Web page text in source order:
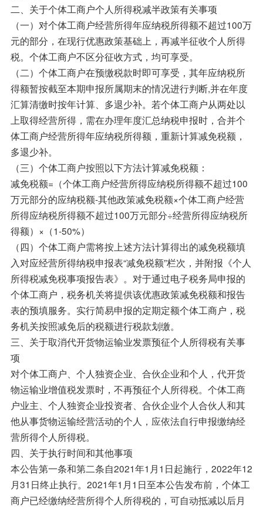
二、关于个体工商户个人所得税减半政策有关事项
（一）对个体工商户经营所得年应纳税所得额不超过100万
元的部分，在现行优惠政策基础上，再减半征收个人所得
税。个体工商户不区分征收方式，均可享受。
（二）个体工商户在预缴税款时即可享受，其年应纳税所
得额暂按截至本期申报所属期末的情况进行判断,并在年度
汇算清缴时按年计算、多退少补。若个体工商户从两处以
上取得经营所得，需在办理年度汇总纳税申报时，合并个
体工商户经营所得年应纳税所得额，重新计算减免税额，
多退少补。
（三）个体工商户按照以下方法计算减免税额：
减免税额=（个体工商户经营所得应纳税所得额不超过100
万元部分的应纳税额-其他政策减免税额×个体工商户经营
所得应纳税所得额不超过100万元部分÷经营所得应纳税所
得额）×（1-50%）
（四）个体工商户需将按上述方法计算得出的减免税额填
入对应经营所得纳税申报表“减免税额”栏次，并附报《个人
所得税减免税事项报告表》。对于通过电子税务局申报的
个体工商户，税务机关将提供该优惠政策减免税额和报告
表的预填服务。实行简易申报的定期定额个体工商户，税
务机关按照减免后的税额进行税款划缴。
三、关于取消代开货物运输业发票预征个人所得税有关事
项
对个体工商户、个人独资企业、合伙企业和个人，代开货
物运输业增值税发票时，不再预征个人所得税。个体工商
户业主、个人独资企业投资者、合伙企业个人合伙人和其
他从事货物运输经营活动的个人，应依法自行申报缴纳经
营所得个人所得税。
四、关于执行时间和其他事项
本公告第一条和第二条自2021年1月1日起施行，2022年12
月31日终止执行。2021年1月1日至本公告发布前，个体工
商户已经缴纳经营所得个人所得税的，可自动抵减以后月